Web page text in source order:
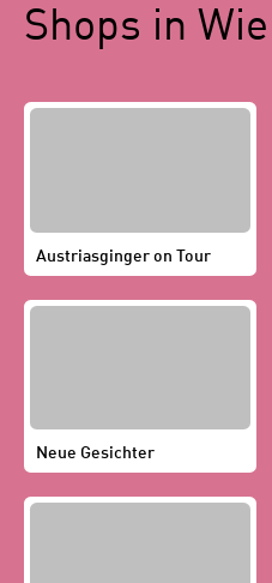
Shops in
Austriasginger on Tour
Neue Gesichter